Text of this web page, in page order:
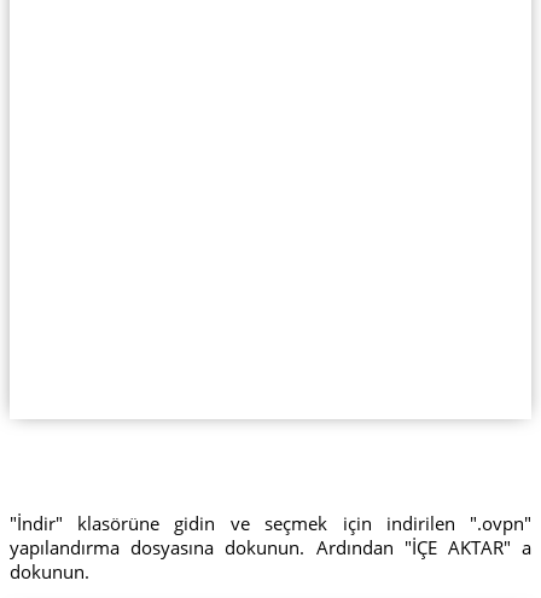
"İndir" klasörüne gidin ve seçmek için indirilen ".ovpn"
yapılandırma dosyasına dokunun. Ardından "İÇE AKTAR" a
dokunun.